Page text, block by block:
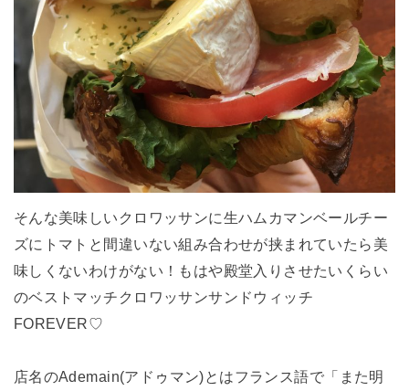
そんな美味しいクロワッサンに生ハムカマンベールチー
ズにトマトと間違いない組み合わせが挟まれていたら美
味しくないわけがない！もはや殿堂入りさせたいくらい
のベストマッチクロワッサンサンドウィッチ
FOREVER♡
店名のAdemain(アドゥマン)とはフランス語で「また明